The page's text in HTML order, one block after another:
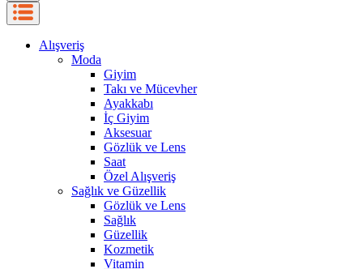
Alışveriş
Moda
Giyim
Takı ve Mücevher
Ayakkabı
İç Giyim
Aksesuar
Gözlük ve Lens
Saat
Özel Alışveriş
Sağlık ve Güzellik
Gözlük ve Lens
Sağlık
Güzellik
Kozmetik
Vitamin